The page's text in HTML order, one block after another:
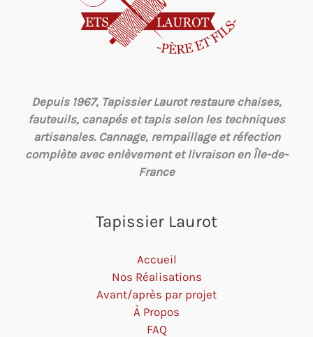
Depuis 1967, Tapissier Laurot restaure chaises,
fauteuils, canapés et tapis selon les techniques
artisanales. Cannage, rempaillage et réfection
complète avec enlèvement et livraison en Île-de-
France
Tapissier Laurot
Accueil
Nos Réalisations
Avant/après par projet
À Propos
FAQ